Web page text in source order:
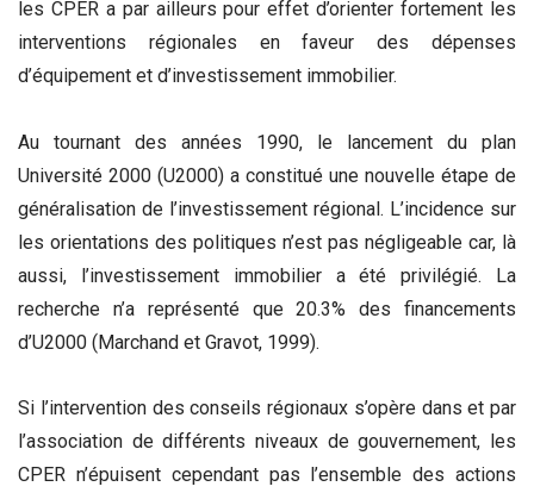
les CPER a par ailleurs pour effet d’orienter fortement les
interventions régionales en faveur des dépenses
d’équipement et d’investissement immobilier.
Au tournant des années 1990, le lancement du plan
Université 2000 (U2000) a constitué une nouvelle étape de
généralisation de l’investissement régional. L’incidence sur
les orientations des politiques n’est pas négligeable car, là
aussi, l’investissement immobilier a été privilégié. La
recherche n’a représenté que 20.3% des financements
d’U2000 (Marchand et Gravot, 1999).
Si l’intervention des conseils régionaux s’opère dans et par
l’association de différents niveaux de gouvernement, les
CPER n’épuisent cependant pas l’ensemble des actions